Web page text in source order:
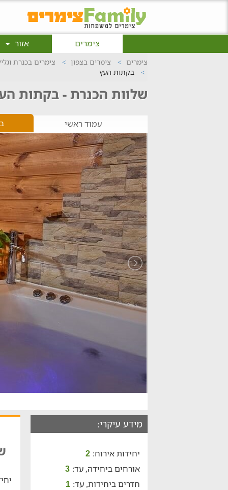
צימרים אזור
צימרים צימרים בצפון
צימרים בכנרת
בקתות העץ
שלוות הכנרת - בקתות
עמוד ראשי
מידע עיקרי:
יחידות אירוח: 2
אורחים ביחידה, עד: 3
חדרים ביחידות, עד: 1